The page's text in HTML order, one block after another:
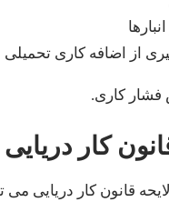
از اضافه کاری تحمیلی
فشار کاری.
قانون کار دریایی می